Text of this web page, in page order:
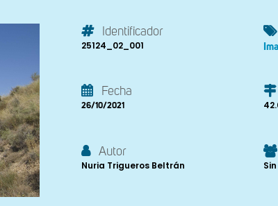
Identificador
25124_02_001
Fecha
26/10/2021
Autor
Nuria Trigueros Beltrán